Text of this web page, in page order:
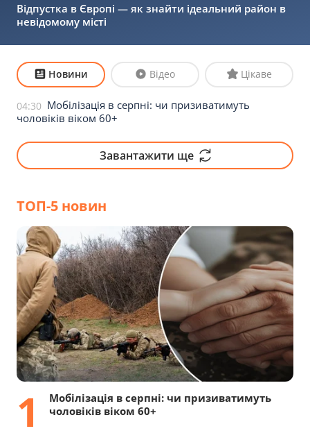
Відпустка в Європі — як знайти ідеальний район в
невідомому місті
Новини Відео Цікаве
04:30 Мобілізація в серпні: чи призиватимуть
чоловіків віком 60+
Завантажити ще
ТОП-5 новин
1
Мобілізація в серпні: чи призиватимуть
чоловіків віком 60+